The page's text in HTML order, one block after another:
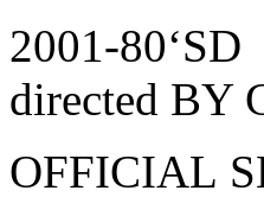
2001-80‘SD
directed BY
OFFICIAL